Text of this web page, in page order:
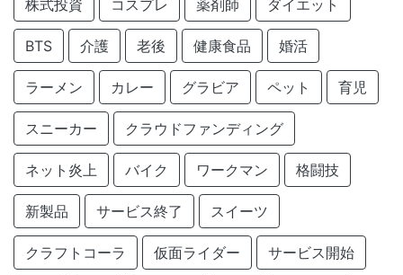
株式投資 コスプレ 薬剤師 ダイエット
BTS 介護 老後 健康食品 婚活
ラーメン カレー グラビア ペット 育児
スニーカー クラウドファンディング
ネット炎上 バイク ワークマン 格闘技
新製品 サービス終了 スイーツ
クラフトコーラ 仮面ライダー サービス開始